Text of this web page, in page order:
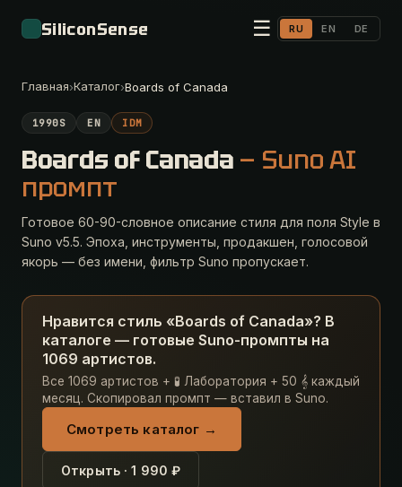
SiliconSense ☰ RU EN DE
Главная›Каталог›Boards of Canada
1990S EN IDM
Boards of Canada — Suno AI
промпт
Готовое 60-90-словное описание стиля для поля Style в
Suno v5.5. Эпоха, инструменты, продакшен, голосовой
якорь — без имени, фильтр Suno пропускает.
Нравится стиль «Boards of Canada»? В
каталоге — готовые Suno-промпты на
1069 артистов.
Все 1069 артистов + 🧪 Лаборатория + 50 𝄞 каждый
месяц. Скопировал промпт — вставил в Suno.
Смотреть каталог →
Открыть · 1 990 ₽